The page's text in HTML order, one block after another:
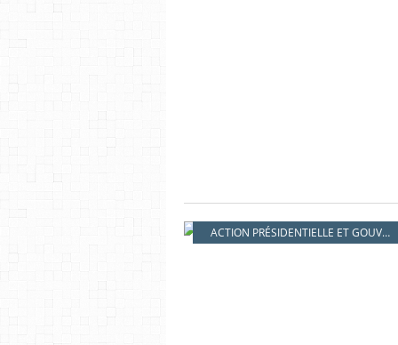
ACTION PRÉSIDENTIELLE ET GOUVERNEMENTALE